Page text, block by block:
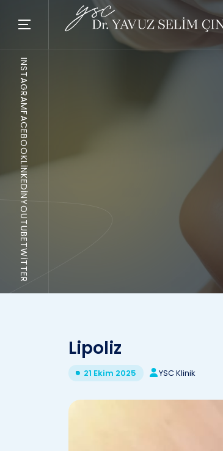
INSTAGRAM
FACEBOOK
LINKEDIN
YOUTUBE
TWITTER
Lipoliz
21 Ekim 2025 YSC Klinik